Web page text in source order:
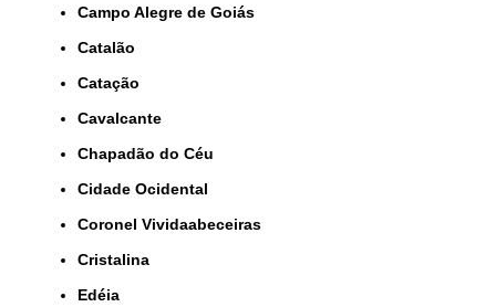
Campo Alegre de Goiás
Catalão
Catação
Cavalcante
Chapadão do Céu
Cidade Ocidental
Coronel Vividaabeceiras
Cristalina
Edéia